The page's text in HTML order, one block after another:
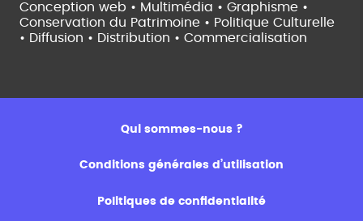
Conception web • Multimédia • Graphisme •
Conservation du Patrimoine • Politique Culturelle
• Diffusion • Distribution • Commercialisation
Qui sommes-nous ?
Conditions générales d’utilisation
Politiques de confidentialité